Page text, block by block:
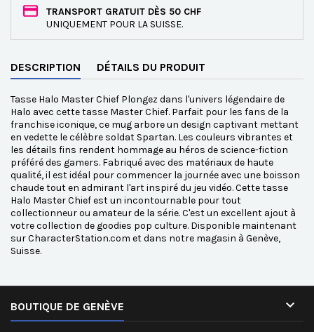
TRANSPORT GRATUIT DÈS 50 CHF
UNIQUEMENT POUR LA SUISSE.
DESCRIPTION DÉTAILS DU PRODUIT
Tasse Halo Master Chief Plongez dans l'univers légendaire de
Halo avec cette tasse Master Chief. Parfait pour les fans de la
franchise iconique, ce mug arbore un design captivant mettant
en vedette le célèbre soldat Spartan. Les couleurs vibrantes et
les détails fins rendent hommage au héros de science-fiction
préféré des gamers. Fabriqué avec des matériaux de haute
qualité, il est idéal pour commencer la journée avec une boisson
chaude tout en admirant l'art inspiré du jeu vidéo. Cette tasse
Halo Master Chief est un incontournable pour tout
collectionneur ou amateur de la série. C'est un excellent ajout à
votre collection de goodies pop culture. Disponible maintenant
sur CharacterStation.com et dans notre magasin à Genève,
Suisse.
BOUTIQUE DE GENÈVE 